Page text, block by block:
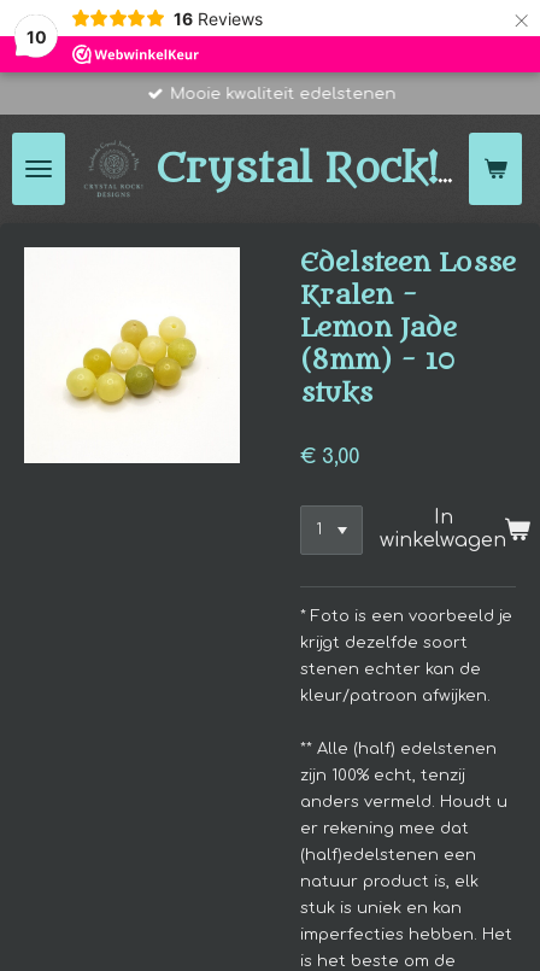
10
16 Reviews ×
Crystal Rock!
Mooie kwaliteit edelstenen
Edelsteen Losse
Kralen -
Lemon Jade
(8mm) - 10
stuks
€ 3,00
In
winkelwagen
* Foto is een voorbeeld je
krijgt dezelfde soort
stenen echter kan de
kleur/patroon afwijken.
** Alle (half) edelstenen
zijn 100% echt, tenzij
anders vermeld. Houdt u
er rekening mee dat
(half)edelstenen een
natuur product is, elk
stuk is uniek en kan
imperfecties hebben.
Het
is het beste om de